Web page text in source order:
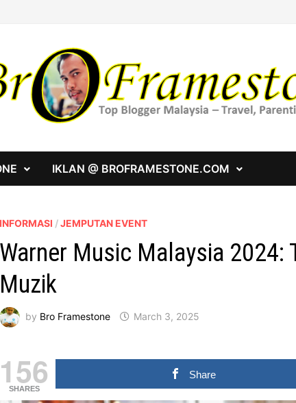
IKLAN @ BROFRAMESTONE.COM
INFORMASI /JEMPUTAN EVENT
Warner Music Malaysia 2024:
Muzik
by Bro Framestone March 3, 2025
156
SHARES
Share